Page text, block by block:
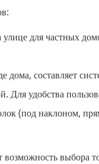
улице для частных
дома, составляет
удобства
(под наклоном,
выбора